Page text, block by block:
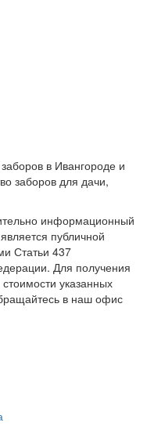
в Ивангороде и
заборов для дачи,
информационный
публичной
Статьи 437
Для получения
указанных
в наш офис